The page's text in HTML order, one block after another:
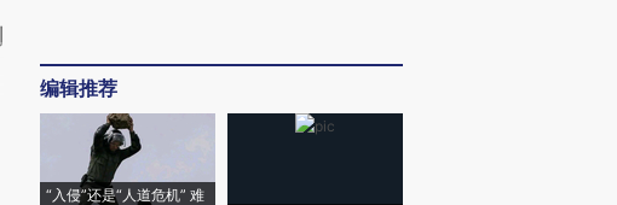
编辑推荐
“入侵”还是“人道危机” 难